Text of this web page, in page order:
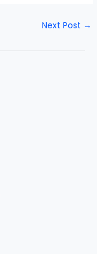
Next Post →